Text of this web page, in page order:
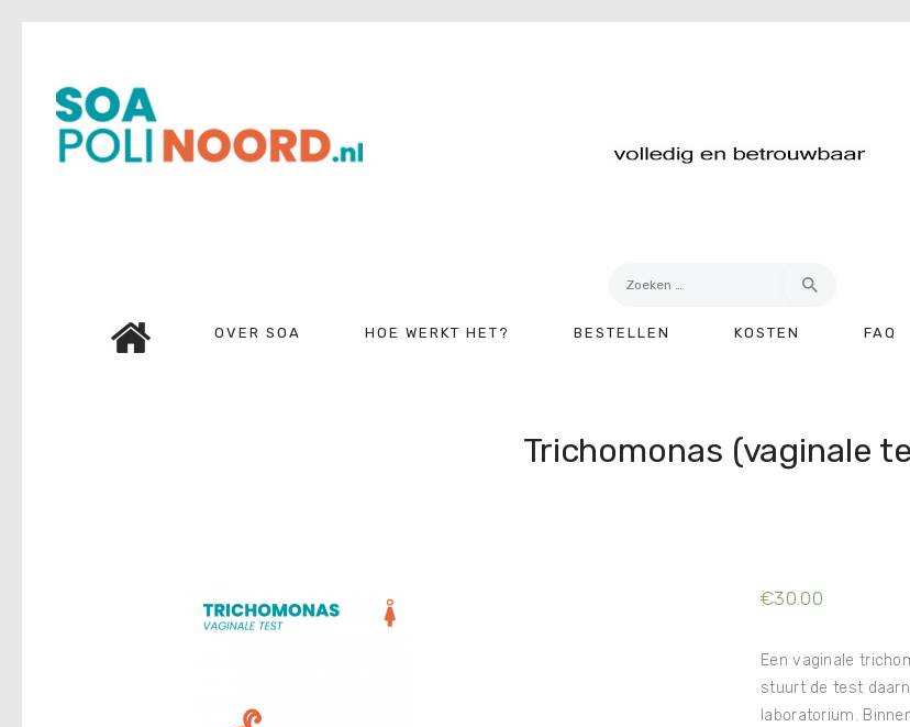
OVER SOA HOE WERKT HET? BESTELLEN KOSTEN FAQ
Trichomonas (vaginale
Over soa
Hoe werkt het?
Bestellen
Contact
€30.00
Een vaginale
stuurt de test
laboratorium.